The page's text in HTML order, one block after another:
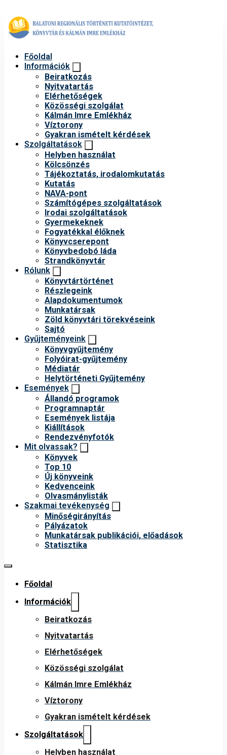
Főoldal
Információk
Beiratkozás
Nyitvatartás
Elérhetőségek
Közösségi szolgálat
Kálmán Imre Emlékház
Víztorony
Gyakran ismételt kérdések
Szolgáltatások
Helyben használat
Kölcsönzés
Tájékoztatás, irodalomkutatás
Kutatás
NAVA-pont
Számítógépes szolgáltatások
Irodai szolgáltatások
Gyermekeknek
Fogyatékkal élőknek
Könyvcserepont
Könyvbedobó láda
Strandkönyvtár
Rólunk
Könyvtártörténet
Részlegeink
Alapdokumentumok
Munkatársak
Zöld könyvtári törekvéseink
Sajtó
Gyűjteményeink
Könyvgyűjtemény
Folyóirat-gyűjtemény
Médiatár
Helytörténeti Gyűjtemény
Események
Állandó programok
Programnaptár
Események listája
Kiállítások
Rendezvényfotók
Mit olvassak?
Könyvek
Top 10
Új könyveink
Kedvenceink
Olvasmánylisták
Szakmai tevékenység
Minőségirányítás
Pályázatok
Munkatársak publikációi, előadások
Statisztika
Főoldal
Információk
Beiratkozás
Nyitvatartás
Elérhetőségek
Közösségi szolgálat
Kálmán Imre Emlékház
Víztorony
Gyakran ismételt kérdések
Szolgáltatások
Helyben használat